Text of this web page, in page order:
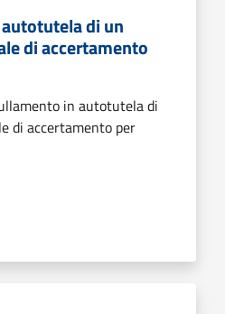
di un
di accertamento
in autotutela di
di accertamento per